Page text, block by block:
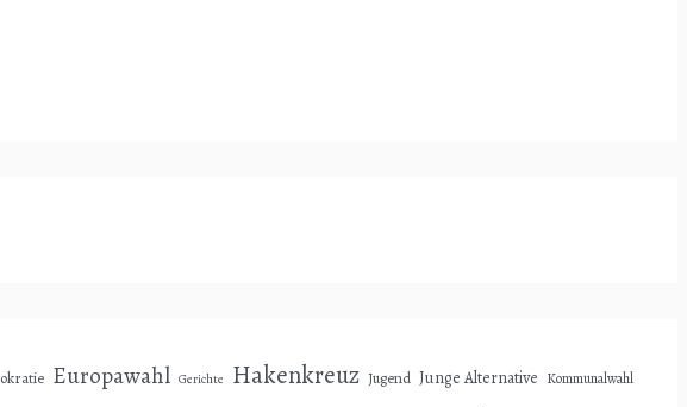
Europawahl Gerichte Hakenkreuz Jugend Junge Alternative Kommunalwahl